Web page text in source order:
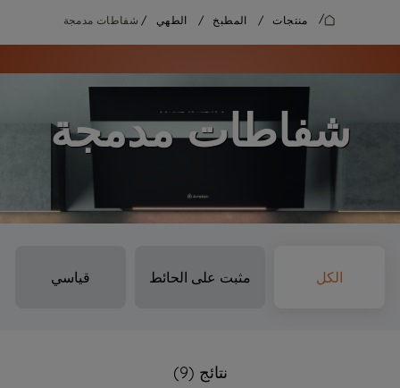
/ منتجات / المطبخ / الطهي / شفاطات مدمجة
شفاطات مدمجة
الكل مثبت على الحائط قياسي
نتائج (9)